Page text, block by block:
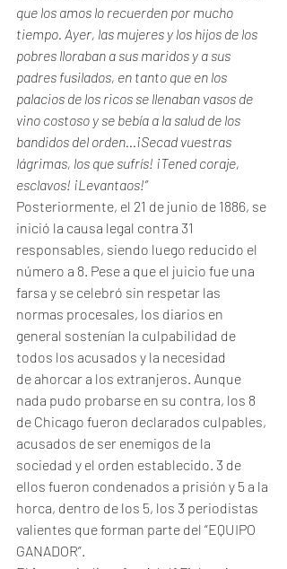
que los amos lo recuerden por mucho
tiempo. Ayer, las mujeres y los hijos de los
pobres lloraban a sus maridos y a sus
padres fusilados, en tanto que en los
palacios de los ricos se llenaban vasos de
vino costoso y se bebía a la salud de los
bandidos del orden...¡Secad vuestras
lágrimas, los que sufrís! ¡Tened coraje,
esclavos! ¡Levantaos!”
Posteriormente, el 21 de junio de 1886, se
inició la causa legal contra 31
responsables, siendo luego reducido el
número a 8. Pese a que el juicio fue una
farsa y se celebró sin respetar las
normas procesales, los diarios en
general sostenían la culpabilidad de
todos los acusados y la necesidad
de ahorcar a los extranjeros. Aunque
nada pudo probarse en su contra, los 8
de Chicago fueron declarados culpables,
acusados de ser enemigos de la
sociedad y el orden establecido. 3 de
ellos fueron condenados a prisión y 5 a la
horca, dentro de los 5, los 3 periodistas
valientes que forman parte del “EQUIPO
GANADOR”.